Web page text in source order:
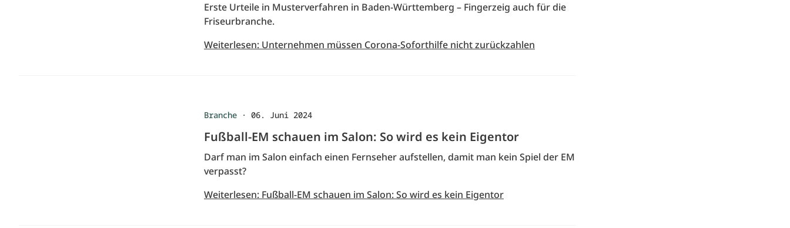
Erste Urteile in Musterverfahren in Baden-Württemberg – Fingerzeig auch für die
Friseurbranche.
Weiterlesen: Unternehmen müssen Corona-Soforthilfe nicht zurückzahlen
Branche · 06. Juni 2024
Fußball-EM schauen im Salon: So wird es kein Eigentor
Darf man im Salon einfach einen Fernseher aufstellen, damit man kein Spiel der EM
verpasst?
Weiterlesen: Fußball-EM schauen im Salon: So wird es kein Eigentor